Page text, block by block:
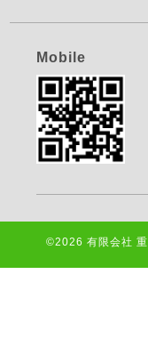
Mobile
©2026 有限会社